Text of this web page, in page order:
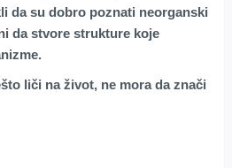
da su dobro poznati neorganski
da stvore strukture koje
liči na život, ne mora da znači